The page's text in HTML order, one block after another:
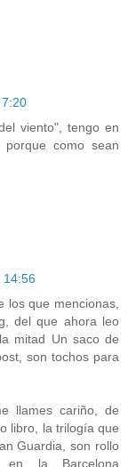
viento", tengo en
como sean
14:56
los que mencionas,
del que ahora leo
mitad Un saco de
son tochos para
llames cariño, de
libro, la trilogía que
Guardia, son rollo
en la Barcelona